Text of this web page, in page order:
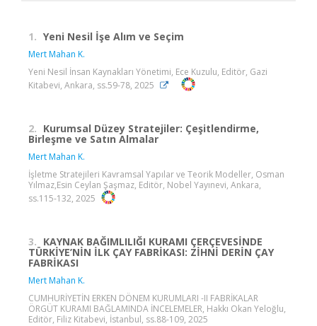
1. Yeni Nesil İşe Alım ve Seçim
Mert Mahan K.
Yeni Nesil İnsan Kaynakları Yönetimi, Ece Kuzulu, Editör, Gazi
Kitabevi, Ankara, ss.59-78, 2025
2. Kurumsal Düzey Stratejiler: Çeşitlendirme,
Birleşme ve Satın Almalar
Mert Mahan K.
İşletme Stratejileri Kavramsal Yapılar ve Teorik Modeller, Osman
Yılmaz,Esin Ceylan Şaşmaz, Editör, Nobel Yayınevi, Ankara,
ss.115-132, 2025
3. KAYNAK BAĞIMLILIĞI KURAMI ÇERÇEVESİNDE
TÜRKİYE’NİN İLK ÇAY FABRİKASI: ZİHNİ DERİN ÇAY
FABRİKASI
Mert Mahan K.
CUMHURİYETİN ERKEN DÖNEM KURUMLARI -II FABRİKALAR
ÖRGÜT KURAMI BAĞLAMINDA İNCELEMELER, Hakkı Okan Yeloğlu,
Editör, Filiz Kitabevi, İstanbul, ss.88-109, 2025